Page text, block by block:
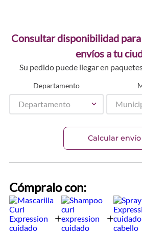
Consultar disponibilidad
envíos a tu
Su pedido puede llegar en
Departamento
Departamento
Calcular envío
Cómpralo con: